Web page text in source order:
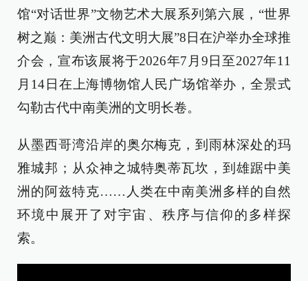
馆“对话世界”文物艺术大展系列第六展，“世界
树之巅：美洲古代文明大展”8日在沪举办全球推
介会，宣布该展将于2026年7月9日至2027年11
月14日在上海博物馆人民广场馆举办，全景式
勾勒古代中南美洲的文明长卷。
从墨西哥湾沿岸的奥尔梅克，到雨林深处的玛
雅城邦；从众神之城特奥蒂瓦坎，到雄踞中美
洲的阿兹特克……人类在中南美洲多样的自然
环境中展开了对宇宙、秩序与信仰的多样探
索。